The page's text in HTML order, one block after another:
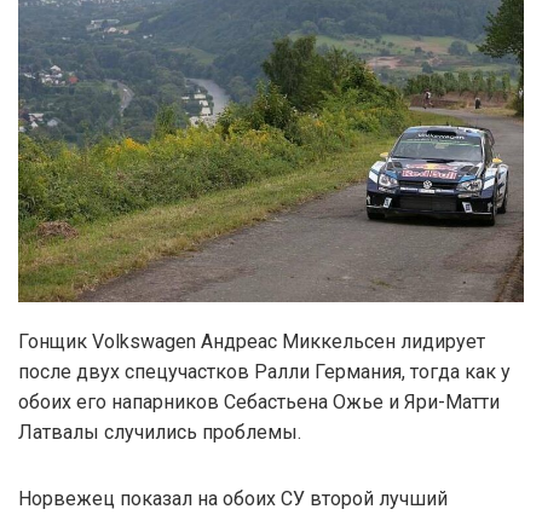
Гонщик Volkswagen Андреас Миккельсен лидирует
после двух спецучастков Ралли Германия, тогда как у
обоих его напарников Себастьена Ожье и Яри-Матти
Латвалы случились проблемы.
Норвежец показал на обоих СУ второй лучший